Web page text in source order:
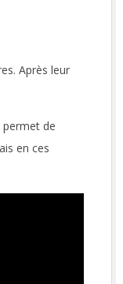
Après leur
de
en ces